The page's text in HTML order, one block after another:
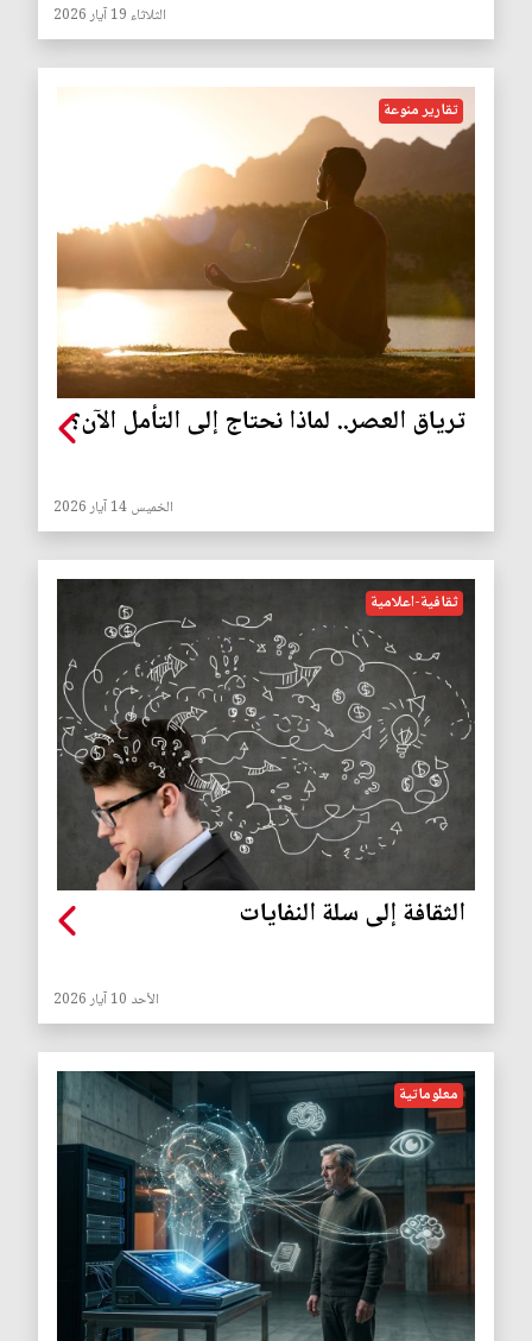
الثلاثاء 19 آيار 2026
تقارير منوعة
ترياق العصر.. لماذا نحتاج إلى التأمل الآن؟
الخميس 14 آيار 2026
ثقافية-اعلامية
الثقافة إلى سلة النفايات
الأحد 10 آيار 2026
معلوماتية